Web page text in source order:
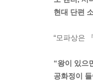
현대 단편
“모파상은
“왕이 있으
공화정이